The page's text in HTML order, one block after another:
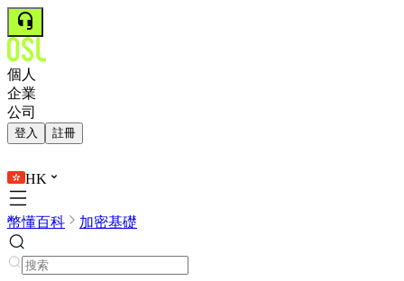
個人
企業
公司
登入 註冊
HK
幣懂百科 加密基礎